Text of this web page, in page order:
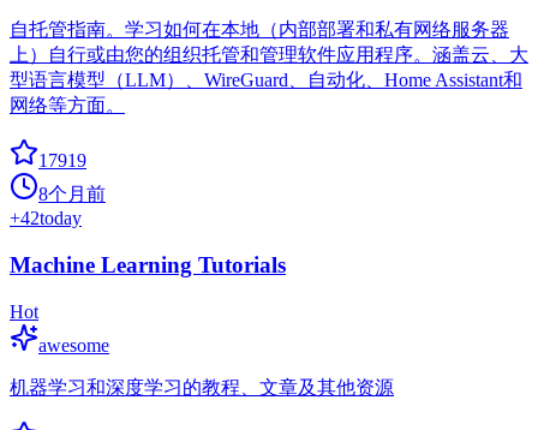
自托管指南。学习如何在本地（内部部署和私有网络服务器
上）自行或由您的组织托管和管理软件应用程序。涵盖云、大
型语言模型（LLM）、WireGuard、自动化、Home Assistant和
网络等方面。
17919
8个月前
+42today
Machine Learning Tutorials
Hot
awesome
机器学习和深度学习的教程、文章及其他资源